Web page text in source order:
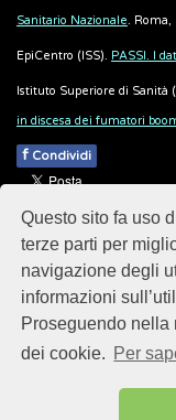
Questo sito fa uso
terze parti per
navigazione degli
informazioni
Proseguendo nella
dei cookie. Per
Sanitario Nazionale. Roma,
EpiCentro (ISS). PASSI. I
Istituto Superiore di Sanità
in discesa dei fumatori
f Condividi
Pubblicato: 28
- Ultimo
© 2018ISSalute